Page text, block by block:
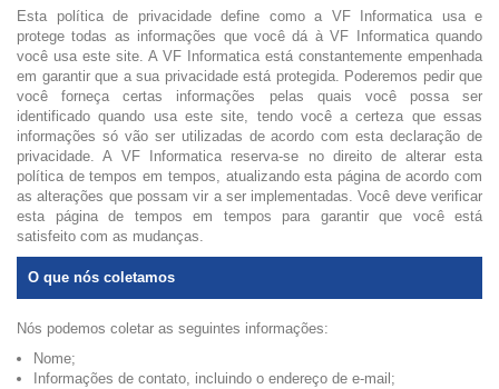
Esta política de privacidade define como a VF Informatica usa e
protege todas as informações que você dá à VF Informatica quando
você usa este site. A VF Informatica está constantemente empenhada
em garantir que a sua privacidade está protegida. Poderemos pedir que
você forneça certas informações pelas quais você possa ser
identificado quando usa este site, tendo você a certeza que essas
informações só vão ser utilizadas de acordo com esta declaração de
privacidade. A VF Informatica reserva-se no direito de alterar esta
política de tempos em tempos, atualizando esta página de acordo com
as alterações que possam vir a ser implementadas. Você deve verificar
esta página de tempos em tempos para garantir que você está
satisfeito com as mudanças.
O que nós coletamos
Nós podemos coletar as seguintes informações:
Nome;
Informações de contato, incluindo o endereço de e-mail;